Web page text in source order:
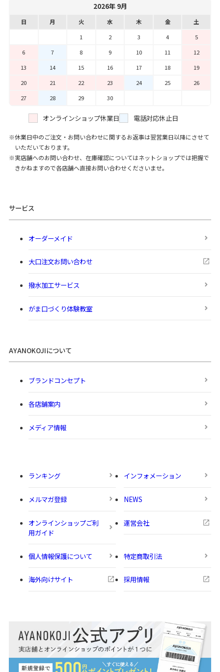
2026年 9月
日 月 火 水 木 金
土
1
2 3 4
5
6
7 8 9 10 11
12
13
14 15 16 17 18
19
20
21 22 23 24 25
26
27
28 29 30
オンラインショップ休業日 電話対応休止日
休業日中のご注文・お問い合わせに関するお返事は翌営業日以降にさせて
いただいております。
実店舗へのお問い合わせ、在庫確認についてはネットショップでは把握で
きかねますので各店舗へ直接お問い合わせくださいませ。
サービス
オーダーメイド
大口注文お問い合わせ
撥水加工サービス
がま口づくり体験教室
AYANOKOJIについて
ブランドコンセプト
各店舗案内
メディア情報
ランキング インフォメーション
メルマガ登録 NEWS
オンラインショップご利
用ガイド
運営会社
個人情報保護について 特定商取引法
海外向けサイト 採用情報